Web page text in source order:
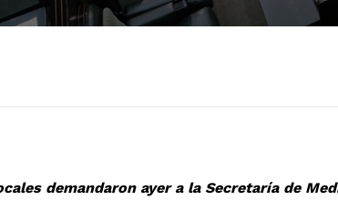
demandaron ayer a la Secretaría de